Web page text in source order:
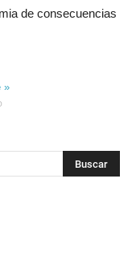
de consecuencias
»